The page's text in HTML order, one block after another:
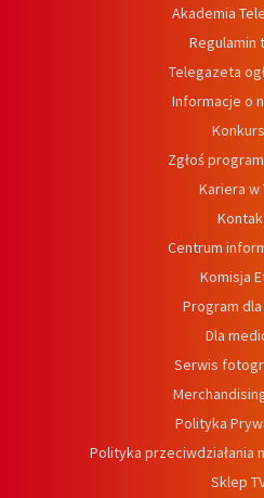
Akademia
Regulamin
Telegazeta
Informacje o
Zgłoś program
Kariera w
Centrum
Komisja
Program
Dla
Serwis
Polityka
Polityka przeciwdziałania
Sklep